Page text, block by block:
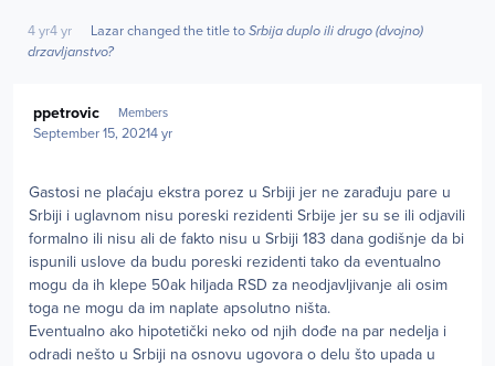
4 yr4 yr Lazarchanged the title toSrbija duplo ili drugo (dvojno)
drzavljanstvo?
ppetrovic Members
September 15, 20214 yr
Gastosi ne plaćaju ekstra porez u Srbiji jer ne zarađuju pare u
Srbiji i uglavnom nisu poreski rezidenti Srbije jer su se ili odjavili
formalno ili nisu ali de fakto nisu u Srbiji 183 dana godišnje da bi
ispunili uslove da budu poreski rezidenti tako da eventualno
mogu da ih klepe 50ak hiljada RSD za neodjavljivanje ali osim
toga ne mogu da im naplate apsolutno ništa.
Eventualno ako hipotetički neko od njih dođe na par nedelja i
odradi nešto u Srbiji na osnovu ugovora o delu što upada u